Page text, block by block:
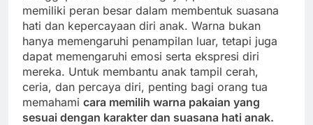
memiliki peran besar dalam membentuk suasana
hati dan kepercayaan diri anak. Warna bukan
hanya memengaruhi penampilan luar, tetapi juga
dapat memengaruhi emosi serta ekspresi diri
mereka. Untuk membantu anak tampil cerah,
ceria, dan percaya diri, penting bagi orang tua
memahami cara memilih warna pakaian yang
sesuai dengan karakter dan suasana hati anak.